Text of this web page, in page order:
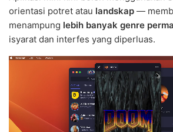
orientasi potret atau landskap —
menampung lebih banyak genre
isyarat dan interfes yang diperluas.